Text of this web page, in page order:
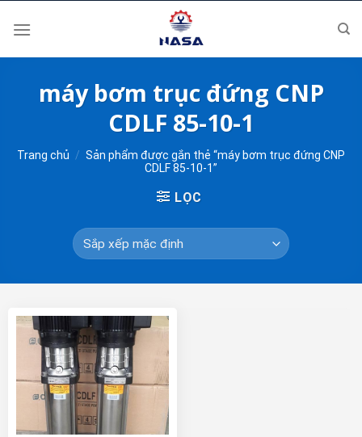
máy bơm trục đứng CNP
CDLF 85-10-1
Trang chủ / Sản phẩm được gắn thẻ “máy bơm trục đứng CNP
CDLF 85-10-1”
LỌC